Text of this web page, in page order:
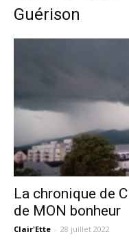
Guérison
La chronique de
de MON bonheur
Clair'Ette - 28 juillet 2022